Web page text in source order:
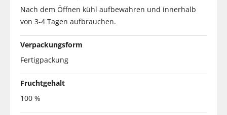
Nach dem Öffnen kühl aufbewahren und innerhalb
von 3-4 Tagen aufbrauchen.
Verpackungsform
Fertigpackung
Fruchtgehalt
100 %